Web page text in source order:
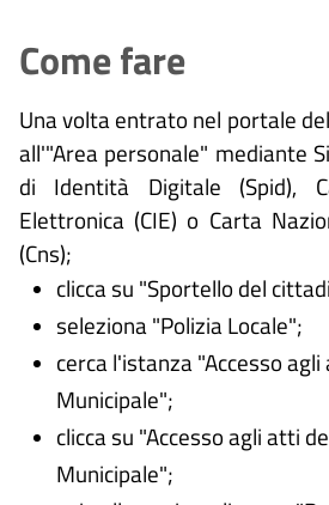
Come fare
Una volta entrato nel portale
all'"Area personale" mediante
di Identità Digitale (Spid),
Elettronica (CIE) o Carta
(Cns);
clicca su "Sportello del
seleziona "Polizia Locale";
cerca l'istanza "Accesso
Municipale";
clicca su "Accesso agli atti
Municipale";